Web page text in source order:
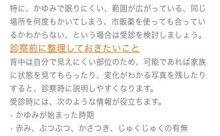
特に、かゆみで眠りにくい、範囲が広がっている、同じ
場所を何度もかいてしまう、市販薬を使っても合ってい
るかわからない、という場合は受診を検討しましょう。
診察前に整理しておきたいこと
背中は自分で見えにくい部位のため、可能であれば家族
に状態を見てもらったり、変化がわかる写真を残したり
すると、診察時に説明しやすくなります。
受診時には、次のような情報が役立ちます。
• かゆみが始まった時期
• 赤み、ぶつぶつ、かさつき、じゅくじゅくの有無